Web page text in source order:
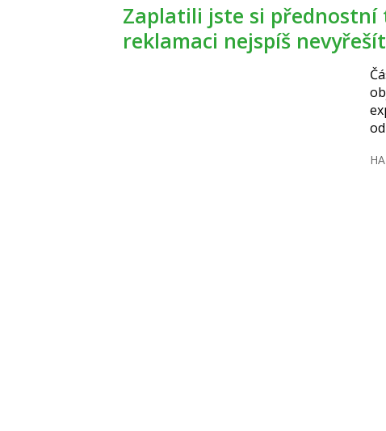
Zaplatili jste si přednostní termín u lékaře? S webem
reklamaci nejspíš
z